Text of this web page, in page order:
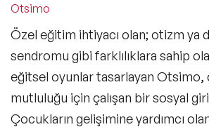
Otsimo
Özel eğitim ihtiyacı olan; otizm ya
sendromu gibi farklılıklara sahip
eğitsel oyunlar tasarlayan Otsimo,
mutluluğu için çalışan bir sosyal
Çocukların gelişimine yardımcı